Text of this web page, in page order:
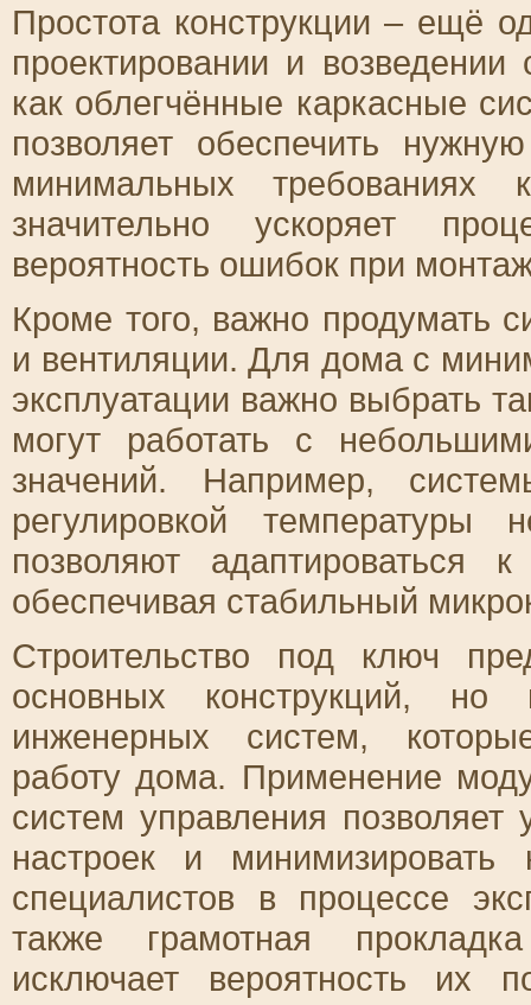
Простота конструкции – ещё
проектировании и
как облегчённые каркасные
позволяет обеспечить
минимальных
значительно ускоряет
вероятность ошибок при
Кроме того, важно продумать
и вентиляции. Для дома с
эксплуатации важно выбрать
могут работать с
значений. Например,
регулировкой
позволяют адаптироваться
обеспечивая стабильный
Строительство под ключ
основных конструкций,
инженерных систем,
работу дома. Применение
систем управления
настроек и минимизировать
специалистов в процессе
также грамотная
исключает вероятность их